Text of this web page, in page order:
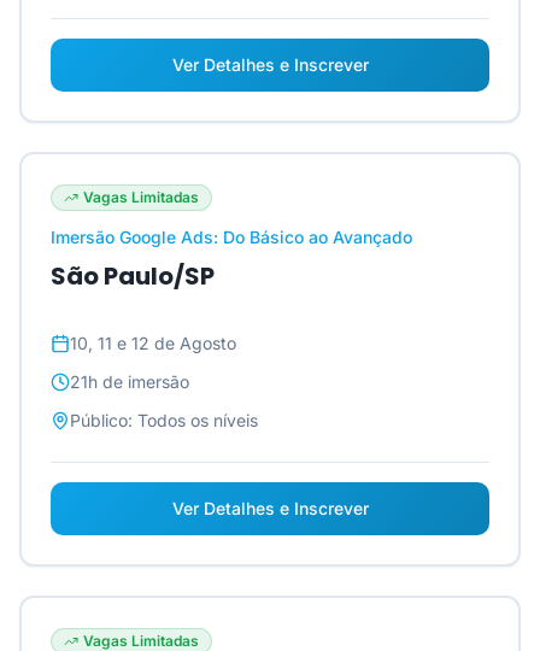
Ver Detalhes e Inscrever
Vagas Limitadas
Imersão Google Ads: Do Básico ao Avançado
São Paulo/SP
10, 11 e 12 de Agosto
21h de imersão
Público: Todos os níveis
Ver Detalhes e Inscrever
Vagas Limitadas